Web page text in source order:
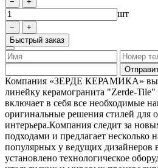
шт
Быстрый заказ
Компания «ЗЕРДЕ КЕРАМИКА»
линейку керамогранита "Zerde-
включает в себя все необходимые
оригинальные решения стилей для
интерьера.Компания следит за
подходами и предлагает несколько
популярных у ведущих дизайнеров
установлено технологическое